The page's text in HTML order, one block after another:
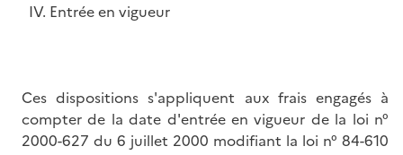
IV. Entrée en vigueur
Ces dispositions s'appliquent aux frais engagés à
compter de la date d'entrée en vigueur de la loi n°
2000-627 du 6 juillet 2000 modifiant la loi n° 84-610